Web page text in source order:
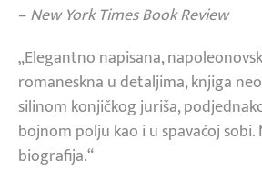
–New York Times Book Review
„Elegantno napisana,
romaneskna u detaljima, knjiga
silinom konjičkog juriša,
bojnom polju kao i u spavaćoj
biografija.“